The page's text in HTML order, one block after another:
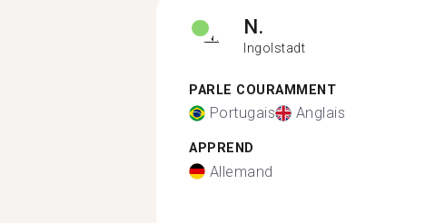
N.
Ingolstadt
PARLE COURAMMENT
Portugais Anglais
APPREND
Allemand